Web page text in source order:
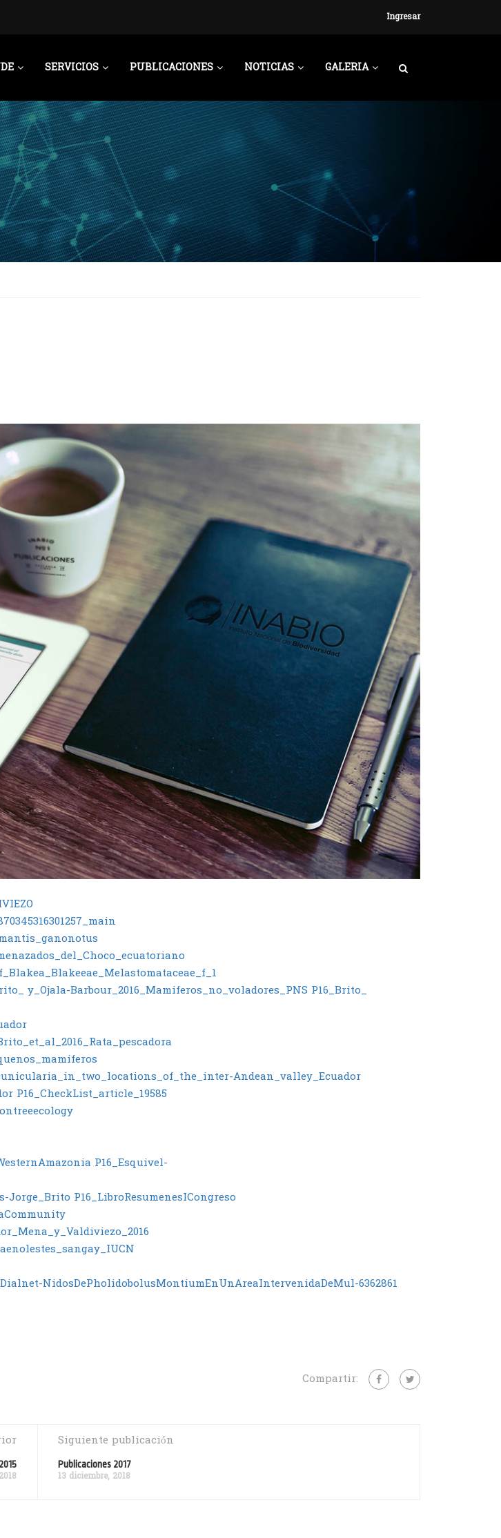
Ingresar
SERVICIOS PUBLICACIONES NOTICIAS GALERIA
y_Ojala-Barbour_2016_Mamiferos_no_voladores_PNS P16_Brito_
Andean_valley_Ecuador
P16_CheckList_article_19585
P16_Esquivel-
Jorge_Brito P16_LibroResumenesICongreso
NidosDePholidobolusMontiumEnUnAreaIntervenidaDeMul-6362861
Compartir:
Siguiente publicación
Publicaciones 2017
13 diciembre, 2018